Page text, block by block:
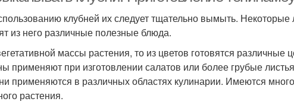
клубней их следует тщательно вымыть. Некоторые
из него различные полезные блюда.
массы растения, то из цветов готовятся различные
применяют при изготовлении салатов или более грубые
применяются в различных областях кулинарии. Имеются
растения.